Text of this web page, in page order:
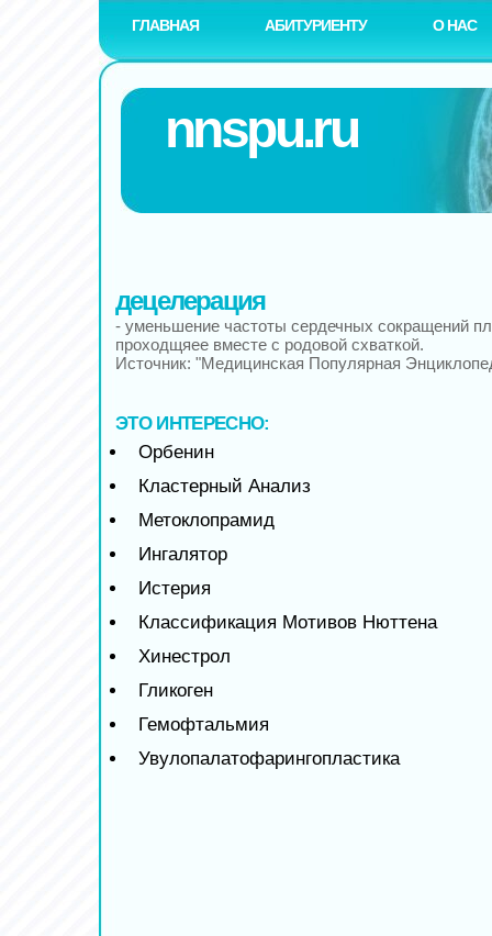
ГЛАВНАЯ АБИТУРИЕНТУ О НАС
nnspu.ru
децелерация
- уменьшение частоты сердечных сокращений
проходщяее вместе с родовой схваткой.
Источник: "Медицинская Популярная
ЭТО ИНТЕРЕСНО:
Орбенин
Кластерный Анализ
Метоклопрамид
Ингалятор
Истерия
Классификация Мотивов Нюттена
Хинестрол
Гликоген
Гемофтальмия
Увулопалатофарингопластика